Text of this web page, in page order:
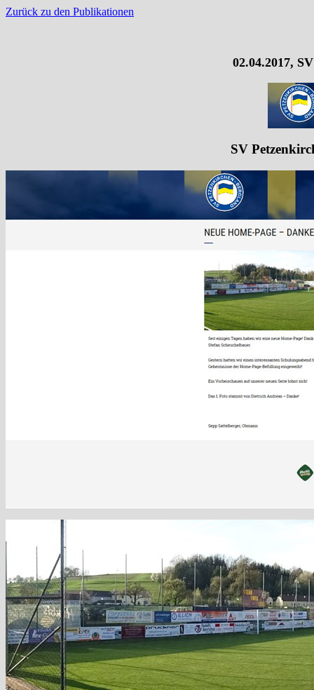
Zurück zu den Publikationen
02.04.2017,
SV